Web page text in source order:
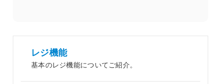
レジ機能
基本のレジ機能についてご紹介。